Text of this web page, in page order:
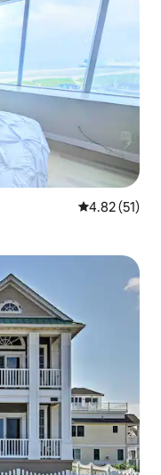
5 ರಲ್ಲಿ 4.82
4.82 (51)